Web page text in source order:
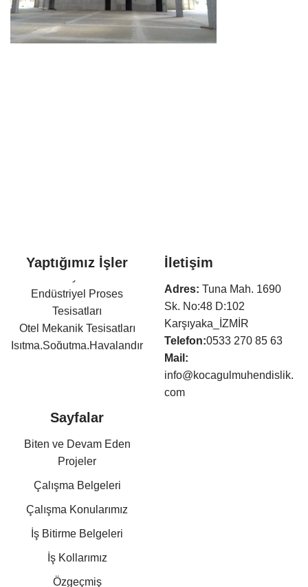
Yaptığımız İşler
Arıtma Tesisleri ve Terfi
Endüstriyel Proses
Tesisatları
Otel Mekanik Tesisatları
Isıtma,Soğutma,Havalandır
Söndürme Tesisatları
Tesisatları
Kazan Dairesi Tesisatları
Kat Kaloriferi Tesisatları
Doğalgaz Tesisatları
Otomasyon Sistem
Kurulumları
Mekanik Tesisat Taahhüt,
İletişim
Adres: Tuna Mah. 1690
Sk. No:48 D:102
Karşıyaka_İZMİR
Telefon:0533 270 85 63
Mail:
info@kocagulmuhendislik.
com
Sayfalar
Biten ve Devam Eden
Projeler
Çalışma Belgeleri
Çalışma Konularımız
İş Bitirme Belgeleri
İş Kollarımız
Özgeçmiş